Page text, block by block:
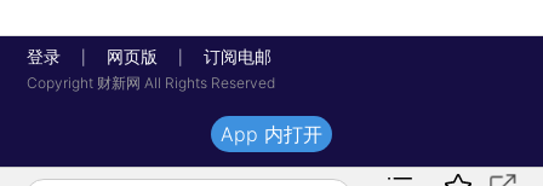
登录 网页版 订阅电邮
Copyright 财新网 All Rights Reserved
App 内打开